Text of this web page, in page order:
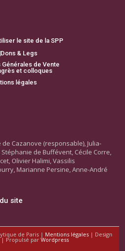
le site de la SPP
Dons & Legs
Générales de Vente
et colloques
légales
de Cazanove (responsable), Julia-
de Buffévent, Cécile Corre,
Olivier Halimi, Vassilis
Marianne Persine, Anne-André
site
de Paris | Mentions légales| Design
Propulsé par Wordpress